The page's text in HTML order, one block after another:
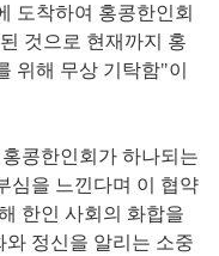
도착하여 홍콩한인회
것으로 현재까지 홍
위해 무상 기탁함"이
콩한인회가 하나되는
심을 느낀다며 이 협약
한인 사회의 화합을
와 정신을 알리는 소중